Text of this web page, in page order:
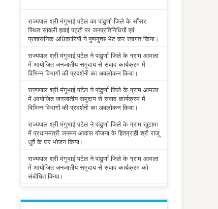
राज्यपाल श्री मंगुभाई पटेल का पांढुर्णा जिले के सौंसर
स्थित सावली हवाई पट्टी पर जनप्रतिनिधियों एवं
प्रशासनिक अधिकारियों ने पुष्पगुच्छ भेंट कर स्वागत किया।
राज्यपाल श्री मंगुभाई पटेल ने पांढुर्णा जिले के ग्राम आमला
में आयोजित जनजातीय समुदाय से संवाद कार्यक्रम में
विभिन्न विभागों की प्रदर्शनी का अवलोकन किया।
राज्यपाल श्री मंगुभाई पटेल ने पांढुर्णा जिले के ग्राम आमला
में आयोजित जनजातीय समुदाय से संवाद कार्यक्रम में
विभिन्न विभागों की प्रदर्शनी का अवलोकन किया।
राज्यपाल श्री मंगुभाई पटेल ने पांढुर्णा जिले के ग्राम खुटामा
में प्रधानमंत्री जनमन आवास योजना के हितग्राही श्री राजू
धुर्वे के घर भोजन किया।
राज्यपाल श्री मंगुभाई पटेल ने पांढुर्णा जिले के ग्राम आमला
में आयोजित जनजातीय समुदाय से संवाद कार्यक्रम को
संबोधित किया।